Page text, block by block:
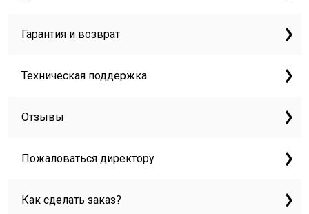
Гарантия и возврат
Техническая поддержка
Отзывы
Пожаловаться директору
Как сделать заказ?